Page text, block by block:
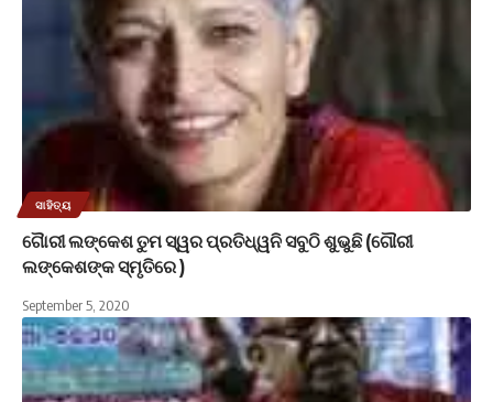
ସାହିତ୍ୟ
ଗୈାରୀ ଲଙ୍କେଶ ତୁମ ସ୍ୱର ପ୍ରତିଧ୍ୱନି ସବୁଠି ଶୁଭୁଛି (ଗୌରୀ
ଲଙ୍କେଶଙ୍କ ସ୍ମୃତିରେ )
September 5, 2020